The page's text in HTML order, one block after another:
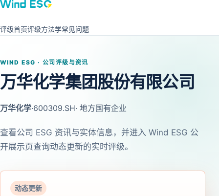
评级首页评级方法学常见问题
WIND ESG · 公司评级与资讯
万华化学集团股份有限公司
万华化学·600309.SH· 地方国有企业
查看公司 ESG 资讯与实体信息，并进入 Wind ESG 公
开展示页查询动态更新的实时评级。
动态更新